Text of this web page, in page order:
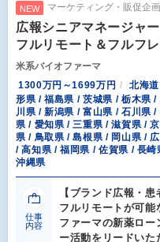
NEW マーケティング・販促企画
広報シニアマネージャ
フルリモート＆フルフ
米系バイオファーマ
1300万円～1699万円
北海
形県 / 福島県 / 茨城県 / 栃木県
川県 / 新潟県 / 富山県 / 石川県
県 / 愛知県 / 三重県 / 滋賀県 /
県 / 鳥取県 / 島根県 / 岡山県 /
/ 高知県 / 福岡県 / 佐賀県 / 長
沖縄県
仕事
内容
【ブランド広報・
フルリモートが可能
ファーマの新薬ロ
ー活動をリードいた